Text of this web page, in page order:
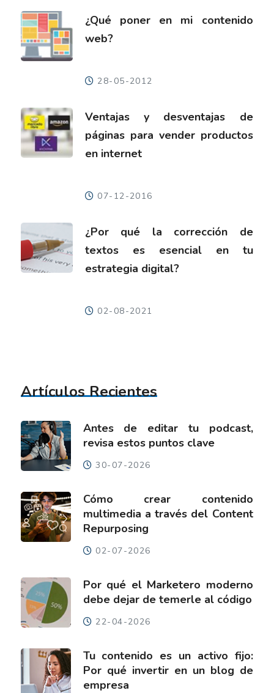
¿Qué poner en mi contenido
web?
28-05-2012
Ventajas y desventajas de
páginas para vender productos
en internet
07-12-2016
¿Por qué la corrección de
textos es esencial en tu
estrategia digital?
02-08-2021
Artículos Recientes
Antes de editar tu podcast,
revisa estos puntos clave
30-07-2026
Cómo crear contenido
multimedia a través del Content
Repurposing
02-07-2026
Por qué el Marketero moderno
debe dejar de temerle al código
22-04-2026
Tu contenido es un activo fijo:
Por qué invertir en un blog de
empresa